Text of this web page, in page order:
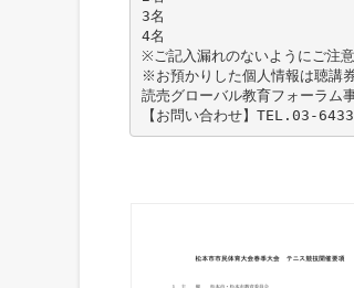
3名
4名
※ご記入漏れのないようにご注意
※お預かりした個人情報は聴講
読売グローバル教育フォーラム